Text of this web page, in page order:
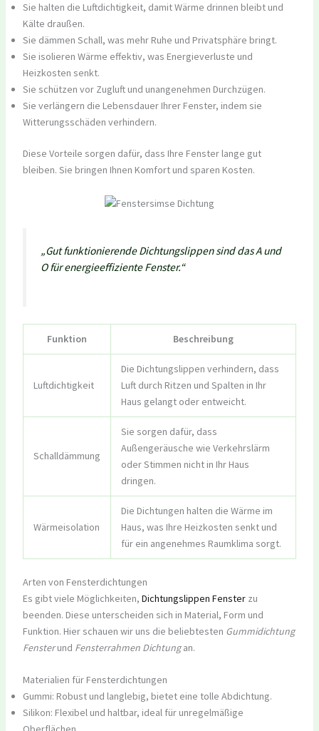
Sie halten die Luftdichtigkeit, damit Wärme drinnen bleibt und
Kälte draußen.
Sie dämmen Schall, was mehr Ruhe und Privatsphäre bringt.
Sie isolieren Wärme effektiv, was Energieverluste und
Heizkosten senkt.
Sie schützen vor Zugluft und unangenehmen Durchzügen.
Sie verlängern die Lebensdauer Ihrer Fenster, indem sie
Witterungsschäden verhindern.
Diese Vorteile sorgen dafür, dass Ihre Fenster lange gut
bleiben. Sie bringen Ihnen Komfort und sparen Kosten.
„Gut funktionierende Dichtungslippen sind das A und
O für energieeffiziente Fenster.“
Funktion Beschreibung
Luftdichtigkeit
Die Dichtungslippen verhindern, dass
Luft durch Ritzen und Spalten in Ihr
Haus gelangt oder entweicht.
Schalldämmung
Sie sorgen dafür, dass
Außengeräusche wie Verkehrslärm
oder Stimmen nicht in Ihr Haus
dringen.
Wärmeisolation
Die Dichtungen halten die Wärme im
Haus, was Ihre Heizkosten senkt und
für ein angenehmes Raumklima sorgt.
Arten von Fensterdichtungen
Es gibt viele Möglichkeiten, Dichtungslippen Fensterzu
beenden. Diese unterscheiden sich in Material, Form und
Funktion. Hier schauen wir uns die beliebtesten Gummidichtung
Fensterund Fensterrahmen Dichtungan.
Materialien für Fensterdichtungen
Gummi: Robust und langlebig, bietet eine tolle Abdichtung.
Silikon: Flexibel und haltbar, ideal für unregelmäßige